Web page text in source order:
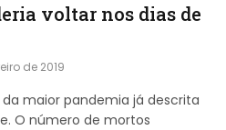
voltar nos dias de
de 2019
maior pandemia já descrita
O número de mortos